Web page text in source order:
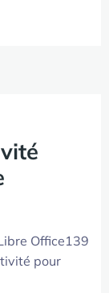
Office139
pour